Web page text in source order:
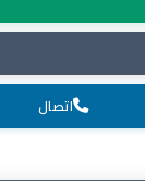
اتصال